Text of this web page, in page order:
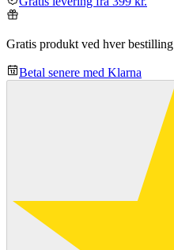
Gratis produkt ved hver bestilling
Betal senere med Klarna